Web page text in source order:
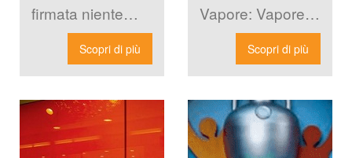
firmata niente
meno che da Joe
Bastianich. La
Scopri di più
Vapore: Vapore
d’Estate 2021, la
programmazione
da tutti i laboratori
all’interno […]
Scopri di più